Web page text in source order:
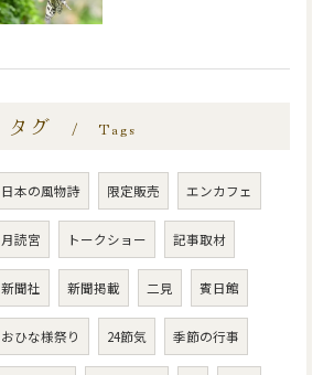
タグ Tags
日本の風物詩 限定販売 エンカフェ
月読宮 トークショー 記事取材
新聞社 新聞掲載 二見 賓日館
おひな様祭り 24節気 季節の行事